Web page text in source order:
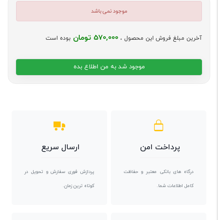
موجود نمی باشد
آخرین مبلغ فروش این محصول ، 570,000 تومان بوده است
موجود شد به من اطلاع بده
پرداخت امن
درگاه های بانکی معتبر و حفاظت
کامل اطلاعات شما.
ارسال سریع
پردازش فوری سفارش و تحویل در
کوتاه ترین زمان.